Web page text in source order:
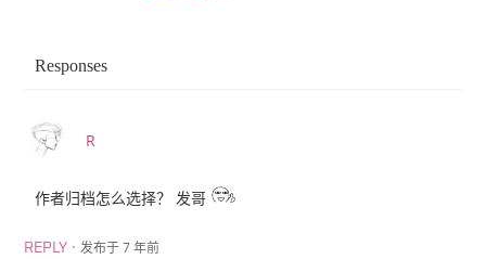
Responses
R
作者归档怎么选择？ 发哥
REPLY ·发布于 7 年前